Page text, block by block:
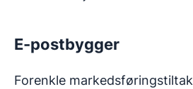
E-postbygger
Forenkle